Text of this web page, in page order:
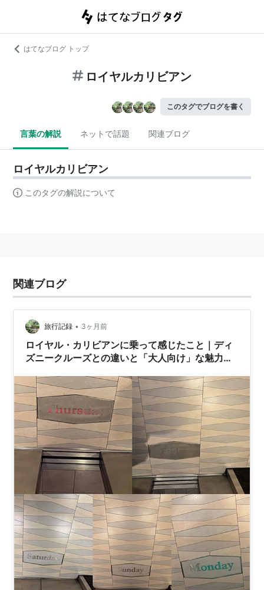
はてなブログ トップ
ロイヤルカリビアン
このタグでブログを書く
言葉の解説 ネットで話題 関連ブログ
ロイヤルカリビアン
このタグの解説について
関連ブログ
旅行記録 • 3ヶ月前
ロイヤル・カリビアンに乗って感じたこと｜ディ
ズニークルーズとの違いと「大人向け」な魅力